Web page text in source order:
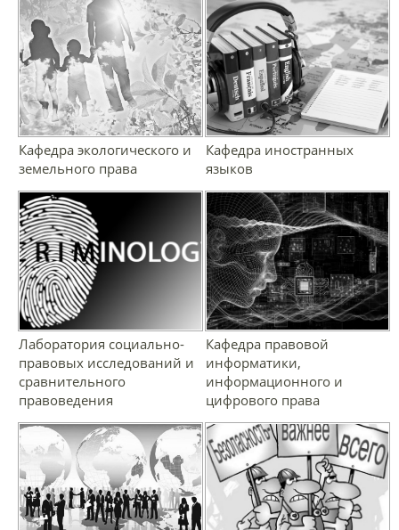
Кафедра экологического и
земельного права
Кафедра иностранных
языков
Лаборатория социально-
правовых исследований и
сравнительного
правоведения
Кафедра правовой
информатики,
информационного и
цифрового права